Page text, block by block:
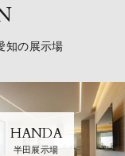
知の展示場
HANDA
半田展示場